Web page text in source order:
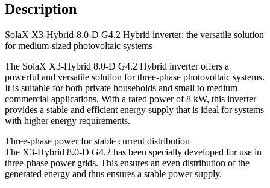
Description
SolaX X3-Hybrid-8.0-D G4.2 Hybrid inverter: the versatile solution
for medium-sized photovoltaic systems
The SolaX X3-Hybrid 8.0-D G4.2 Hybrid inverter offers a
powerful and versatile solution for three-phase photovoltaic systems.
It is suitable for both private households and small to medium
commercial applications. With a rated power of 8 kW, this inverter
provides a stable and efficient energy supply that is ideal for systems
with higher energy requirements.
Three-phase power for stable current distribution
The X3-Hybrid 8.0-D G4.2 has been specially developed for use in
three-phase power grids. This ensures an even distribution of the
generated energy and thus ensures a stable power supply.